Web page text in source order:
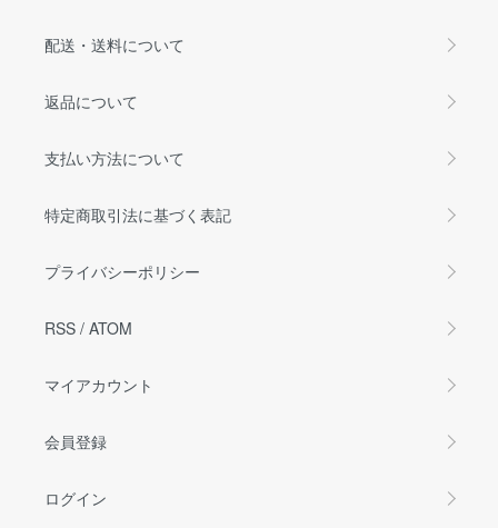
配送・送料について
返品について
支払い方法について
特定商取引法に基づく表記
プライバシーポリシー
RSS / ATOM
マイアカウント
会員登録
ログイン